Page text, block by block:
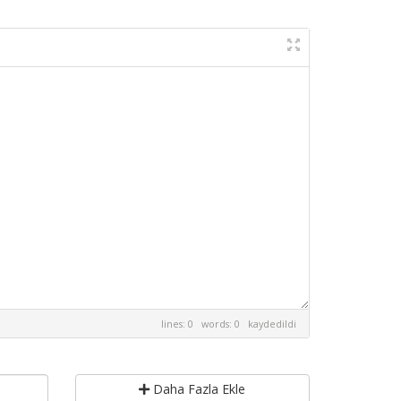
lines: 0 words: 0 kaydedildi
Daha Fazla Ekle